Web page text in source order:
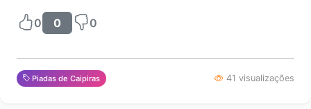
0 0 0
Piadas de Caipiras 41 visualizações